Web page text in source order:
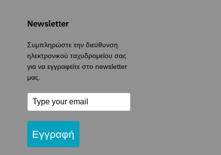
Newsletter
Συμπληρώστε την διεύθυνση
ηλεκτρονικού ταχυδρομείου σας
για να εγγραφείτε στο newsletter
μας.
Εγγραφή